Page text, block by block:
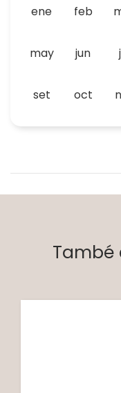
ene feb
may jun
set oct
També